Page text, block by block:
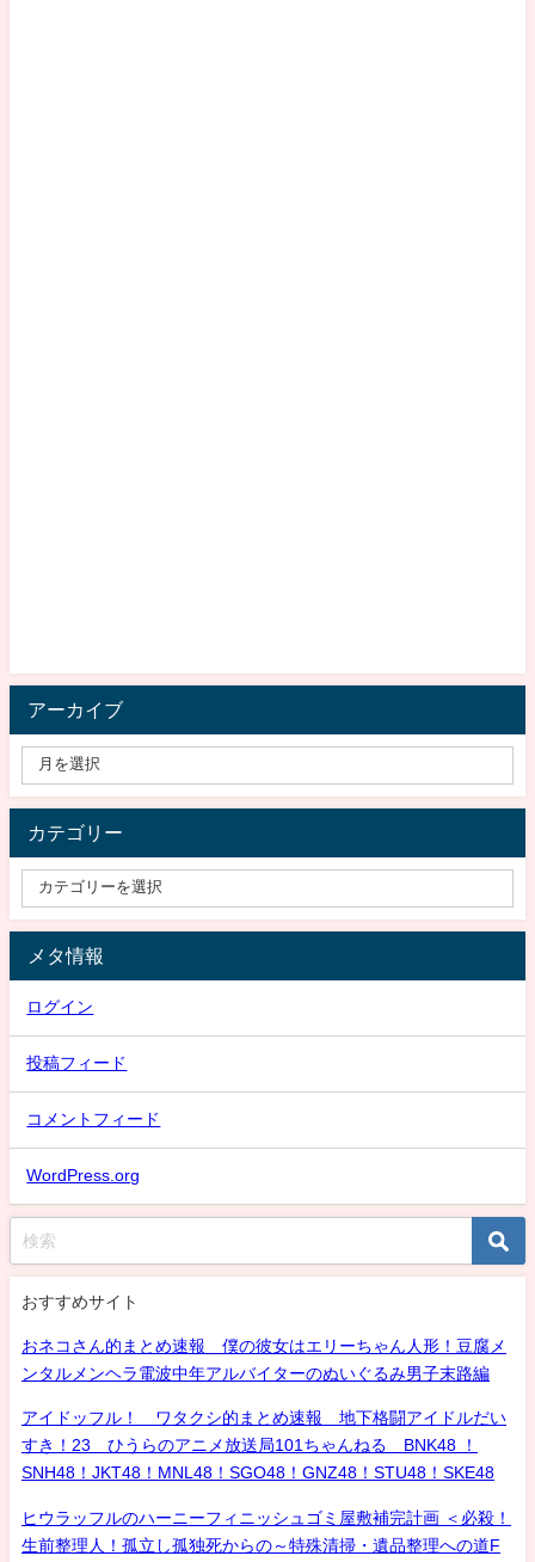
アーカイブ
カテゴリー
メタ情報
ログイン
投稿フィード
コメントフィード
WordPress.org
おすすめサイト
おネコさん的まとめ速報 僕の彼女はエリーちゃん人形！豆腐メ
ンタルメンヘラ電波中年アルバイターのぬいぐるみ男子末路編
アイドッフル！ ワタクシ的まとめ速報 地下格闘アイドルだい
すき！23 ひうらのアニメ放送局101ちゃんねる BNK48 ！
SNH48！JKT48！MNL48！SGO48！GNZ48！STU48！SKE48
ヒウラッフルのハーニーフィニッシュゴミ屋敷補完計画 ＜必殺！
生前整理人！孤立し孤独死からの～特殊清掃・遺品整理への道F